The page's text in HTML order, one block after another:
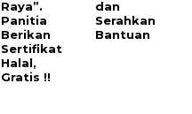
Raya”.
Panitia
Berikan
Sertifikat
Halal,
Gratis !!
dan
Serahkan
Bantuan